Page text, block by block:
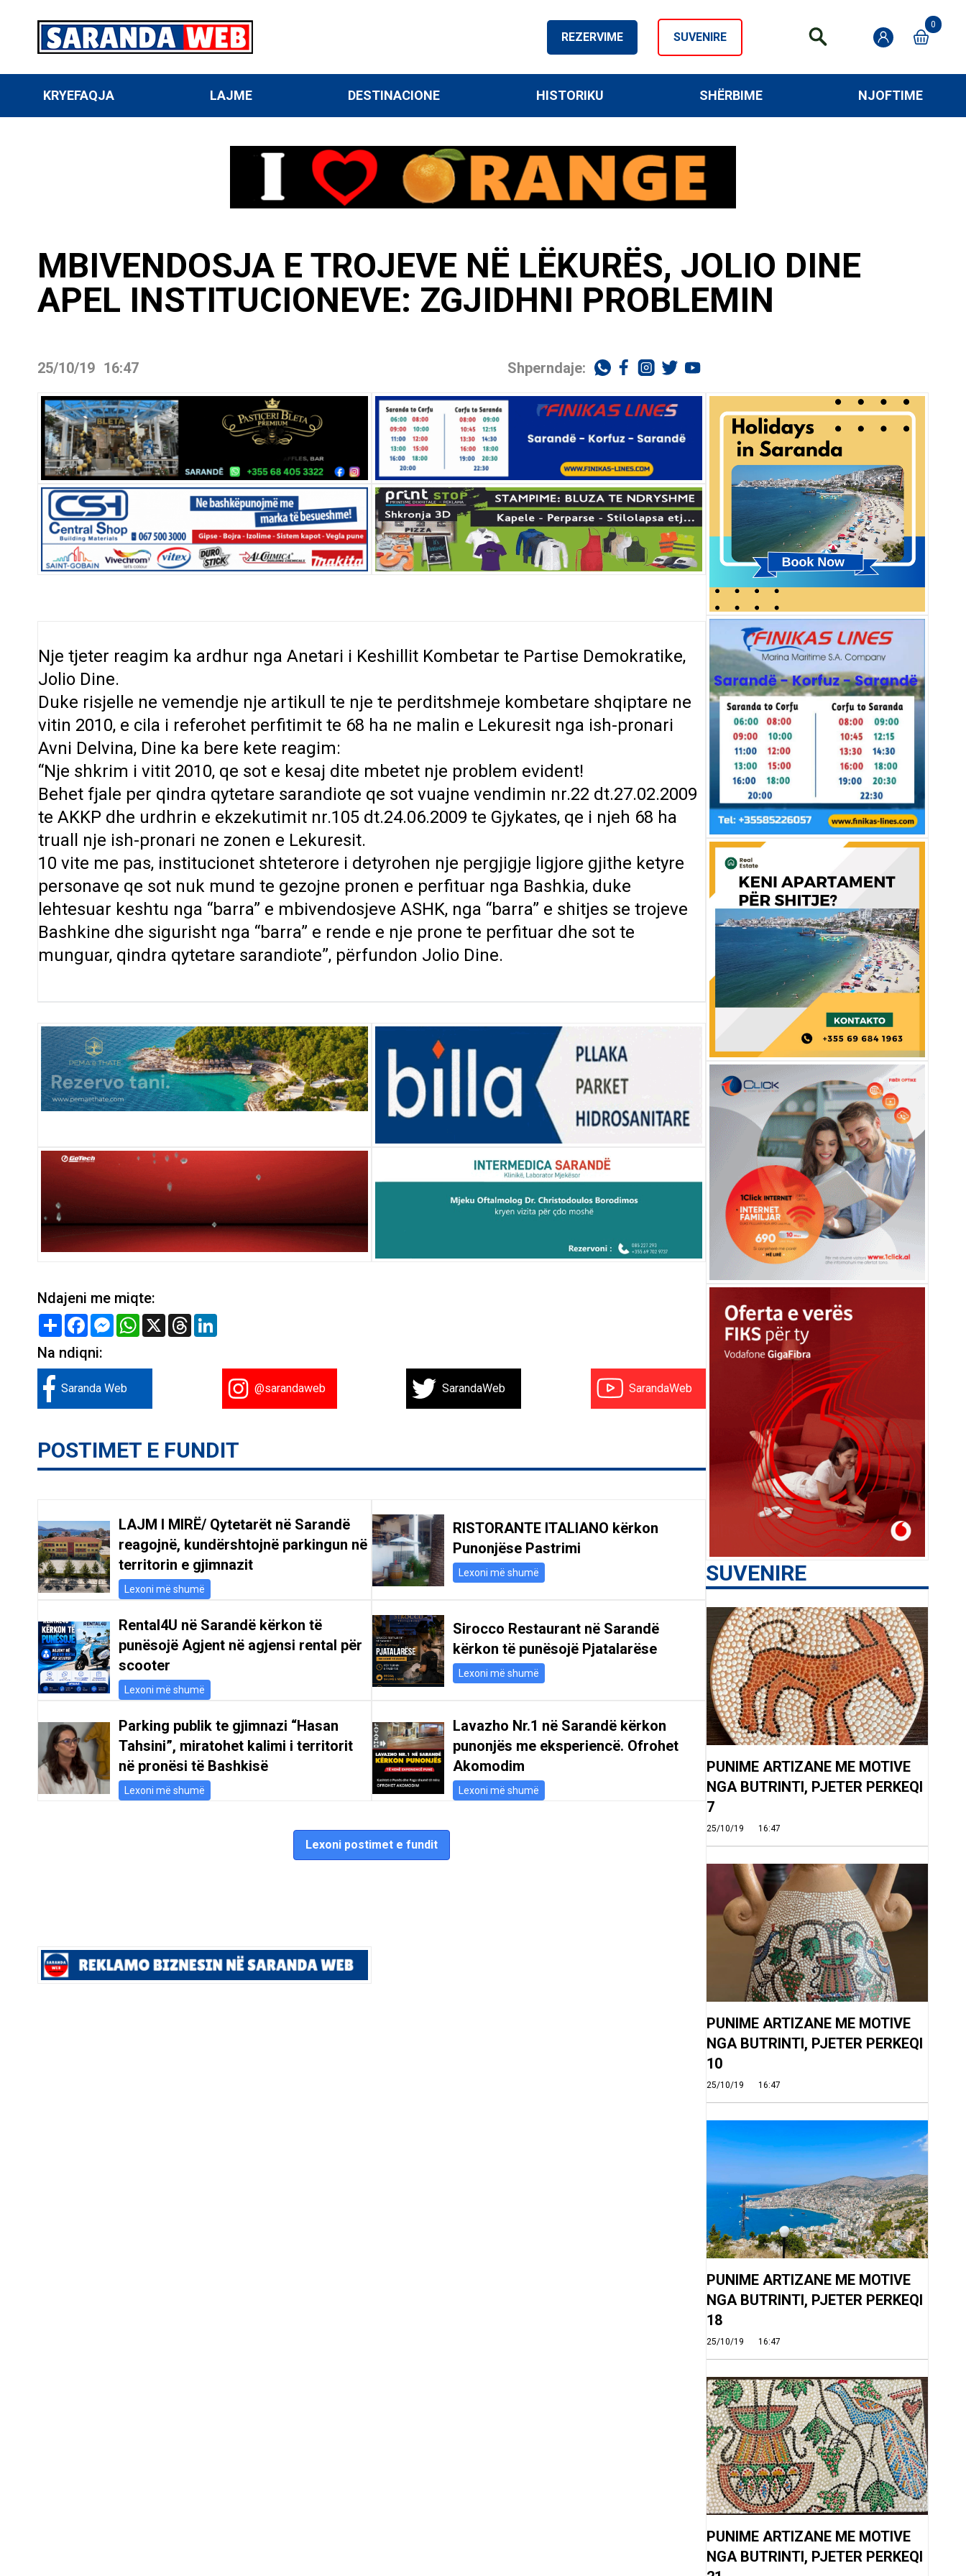
REZERVIME SUVENIRE
0
KRYEFAQJA LAJME DESTINACIONE HISTORIKU SHËRBIME NJOFTIME
MBIVENDOSJA E TROJEVE NË LËKURËS, JOLIO DINE
APEL INSTITUCIONEVE: ZGJIDHNI PROBLEMIN
25/10/19 16:47 Shperndaje:
Nje tjeter reagim ka ardhur nga Anetari i Keshillit Kombetar te Partise Demokratike,
Jolio Dine.
Duke risjelle ne vemendje nje artikull te nje te perditshmeje kombetare shqiptare ne
vitin 2010, e cila i referohet perfitimit te 68 ha ne malin e Lekuresit nga ish-pronari
Avni Delvina, Dine ka bere kete reagim:
“Nje shkrim i vitit 2010, qe sot e kesaj dite mbetet nje problem evident!
Behet fjale per qindra qytetare sarandiote qe sot vuajne vendimin nr.22 dt.27.02.2009
te AKKP dhe urdhrin e ekzekutimit nr.105 dt.24.06.2009 te Gjykates, qe i njeh 68 ha
truall nje ish-pronari ne zonen e Lekuresit.
10 vite me pas, institucionet shteterore i detyrohen nje pergjigje ligjore gjithe ketyre
personave qe sot nuk mund te gezojne pronen e perfituar nga Bashkia, duke
lehtesuar keshtu nga “barra” e mbivendosjeve ASHK, nga “barra” e shitjes se trojeve
Bashkine dhe sigurisht nga “barra” e rende e nje prone te perfituar dhe sot te
munguar, qindra qytetare sarandiote”, përfundon Jolio Dine.
Ndajeni me miqte:
Share FacebookMessenger
WhatsApp
X Threads
Na ndiqni:
Saranda Web @sarandaweb SarandaWeb SarandaWeb
POSTIMET E FUNDIT
LAJM I MIRË/ Qytetarët në Sarandë
reagojnë, kundërshtojnë parkingun në
territorin e gjimnazit
Lexoni më shumë
RISTORANTE ITALIANO kërkon
Punonjëse Pastrimi
Lexoni më shumë
Rental4U në Sarandë kërkon të
punësojë Agjent në agjensi rental për
scooter
Lexoni më shumë
Sirocco Restaurant në Sarandë
kërkon të punësojë Pjatalarëse
Lexoni më shumë
Parking publik te gjimnazi “Hasan
Tahsini”, miratohet kalimi i territorit
në pronësi të Bashkisë
Lexoni më shumë
Lavazho Nr.1 në Sarandë kërkon
punonjës me eksperiencë. Ofrohet
Akomodim
Lexoni më shumë
Lexoni postimet e fundit
SUVENIRE
PUNIME ARTIZANE ME MOTIVE
NGA BUTRINTI, PJETER PERKEQI
7
25/10/19 16:47
PUNIME ARTIZANE ME MOTIVE
NGA BUTRINTI, PJETER PERKEQI
10
25/10/19 16:47
PUNIME ARTIZANE ME MOTIVE
NGA BUTRINTI, PJETER PERKEQI
18
25/10/19 16:47
PUNIME ARTIZANE ME MOTIVE
NGA BUTRINTI, PJETER PERKEQI